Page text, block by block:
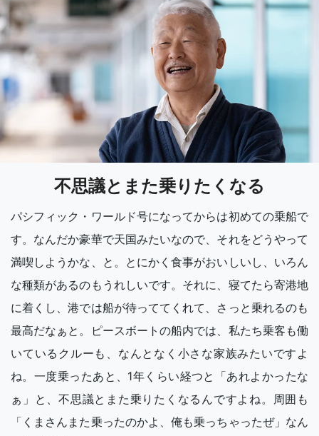
不思議とまた乗りたくなる
パシフィック・ワールド号になってからは初めての乗船で
す。なんだか豪華で天国みたいなので、それをどうやって
満喫しようかな、と。とにかく食事がおいしいし、いろん
な種類があるのもうれしいです。それに、寝てたら寄港地
に着くし、港では船が待っててくれて、さっと乗れるのも
最高だなぁと。ピースボートの船内では、私たち乗客も働
いているクルーも、なんとなく小さな家族みたいですよ
ね。一度乗ったあと、1年くらい経つと「あれよかったな
ぁ」と、不思議とまた乗りたくなるんですよね。周囲も
「くまさんまた乗ったのかよ、俺も乗っちゃったぜ」なん